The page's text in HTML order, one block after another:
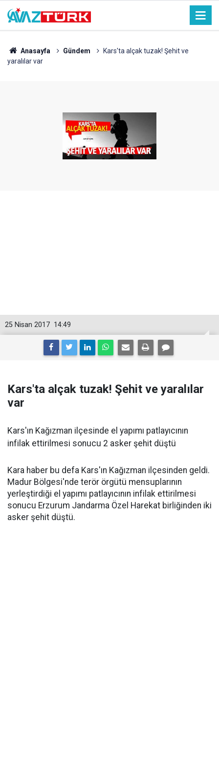
Anasayfa Gündem
Kars'ta alçak tuzak! Şehit ve
yaralılar var
14:49
25 Nisan 2017
Kars'ta alçak tuzak! Şehit ve yaralılar
var
Kars'ın Kağızman ilçesinde el yapımı patlayıcının
infilak ettirilmesi sonucu 2 asker şehit düştü
Kara haber bu defa Kars'ın Kağızman ilçesinden geldi.
Madur Bölgesi'nde terör örgütü mensuplarının
yerleştirdiği el yapımı patlayıcının infilak ettirilmesi
sonucu Erzurum Jandarma Özel Harekat birliğinden iki
asker şehit düştü.